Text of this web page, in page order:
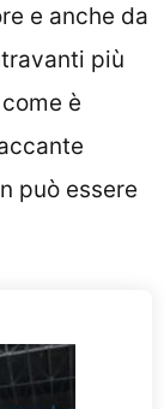
e anche da
più
è
può essere